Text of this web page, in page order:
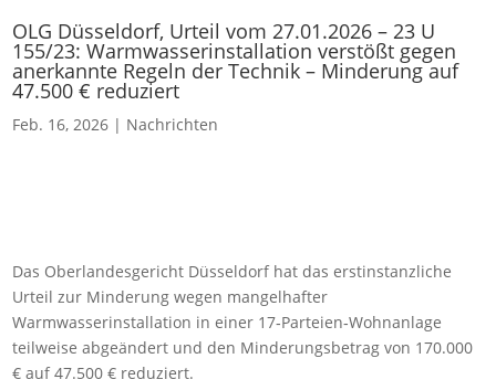
OLG Düsseldorf, Urteil vom 27.01.2026 – 23 U
155/23: Warmwasserinstallation verstößt gegen
anerkannte Regeln der Technik – Minderung auf
47.500 € reduziert
Feb. 16, 2026 | Nachrichten
Das Oberlandesgericht Düsseldorf hat das erstinstanzliche
Urteil zur Minderung wegen mangelhafter
Warmwasserinstallation in einer 17‑Parteien‑Wohnanlage
teilweise abgeändert und den Minderungsbetrag von 170.000
€ auf 47.500 € reduziert.